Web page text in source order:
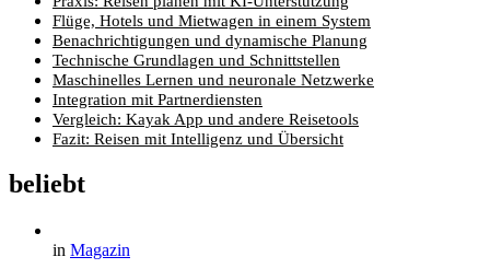
Flüge, Hotels und Mietwagen in einem System
Benachrichtigungen und dynamische Planung
Technische Grundlagen und Schnittstellen
Maschinelles Lernen und neuronale Netzwerke
Integration mit Partnerdiensten
Vergleich: Kayak App und andere Reisetools
Fazit: Reisen mit Intelligenz und Übersicht
beliebt
in Magazin